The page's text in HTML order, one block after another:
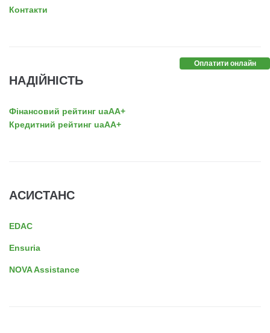
Контакти
НАДІЙНІСТЬ
Фінансовий рейтинг uaAA+
Кредитний рейтинг uaAA+
АСИСТАНС
EDAC
Ensuria
NOVA Assistance
Оплатити онлайн